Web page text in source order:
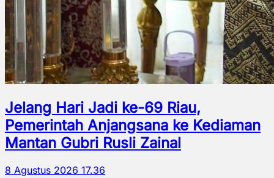
Jelang Hari Jadi ke-69 Riau,
Pemerintah Anjangsana ke Kediaman
Mantan Gubri Rusli Zainal
8 Agustus 2026 17.36